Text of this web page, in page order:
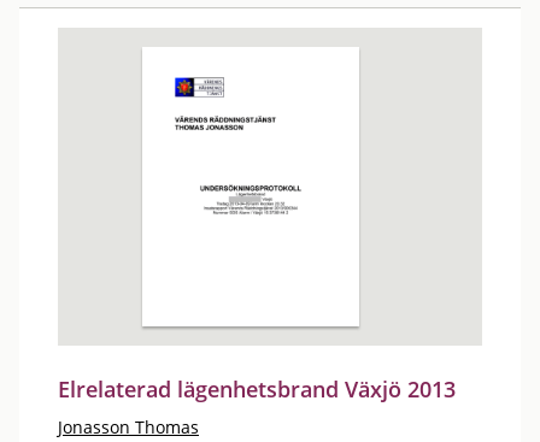
Elrelaterad lägenhetsbrand Växjö 2013
Jonasson Thomas